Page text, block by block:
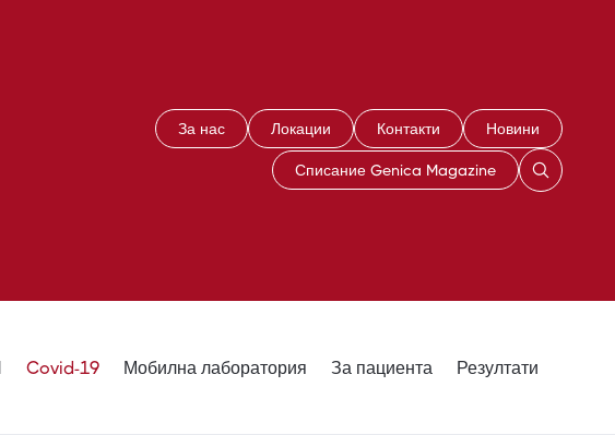
За нас Локации Контакти Новини
Списание Genica Magazine
Covid-19 Мобилна лаборатория За пациента Резултати